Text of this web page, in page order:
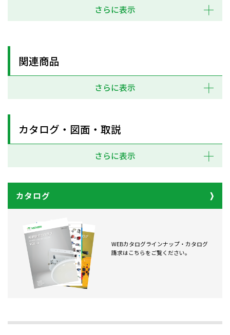
さらに表示
関連商品
さらに表示
カタログ・図面・取説
さらに表示
カタログ
WEBカタログラインナップ・カタログ
請求はこちらをご覧ください。